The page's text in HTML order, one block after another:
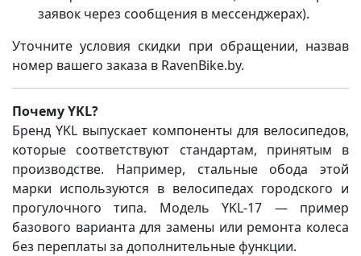
заявок через сообщения в мессенджерах).
Уточните условия скидки при обращении, назвав
номер вашего заказа в RavenBike.by.
Почему YKL?
Бренд YKL выпускает компоненты для велосипедов,
которые соответствуют стандартам, принятым в
производстве. Например, стальные обода этой
марки используются в велосипедах городского и
прогулочного типа. Модель YKL-17 — пример
базового варианта для замены или ремонта колеса
без переплаты за дополнительные функции.